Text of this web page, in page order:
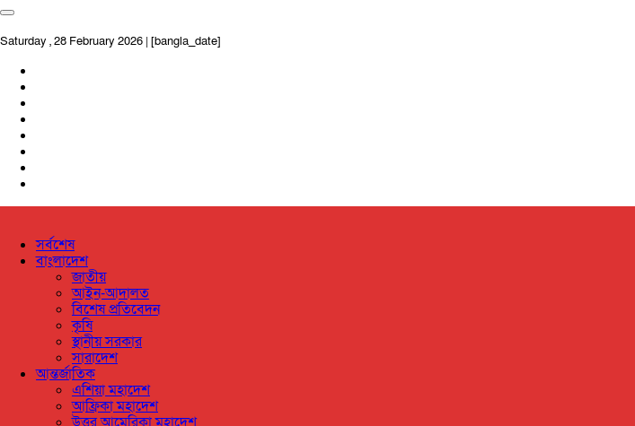
Saturday , 28 February 2026 | [bangla_date]
সর্বশেষ
বাংলাদেশ
জাতীয়
আইন-আদালত
বিশেষ প্রতিবেদন
কৃষি
স্থানীয় সরকার
সারাদেশ
আন্তর্জাতিক
এশিয়া মহাদেশ
আফ্রিকা মহাদেশ